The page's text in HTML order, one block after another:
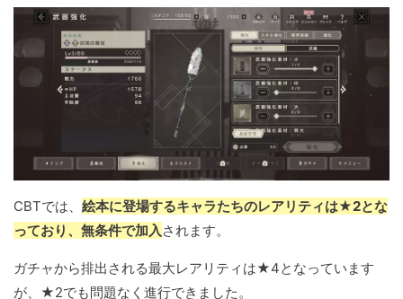
CBTでは、 絵本に登場するキャラたちのレアリティは★2とな
っており、無条件で加入されます。
ガチャから排出される最大レアリティは★4となっています
が、★2でも問題なく進行できました。